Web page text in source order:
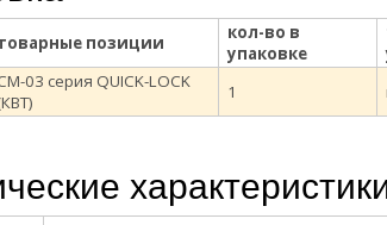
позиции
кол-во в
упаковке
03 серия QUICK-LOCK
1